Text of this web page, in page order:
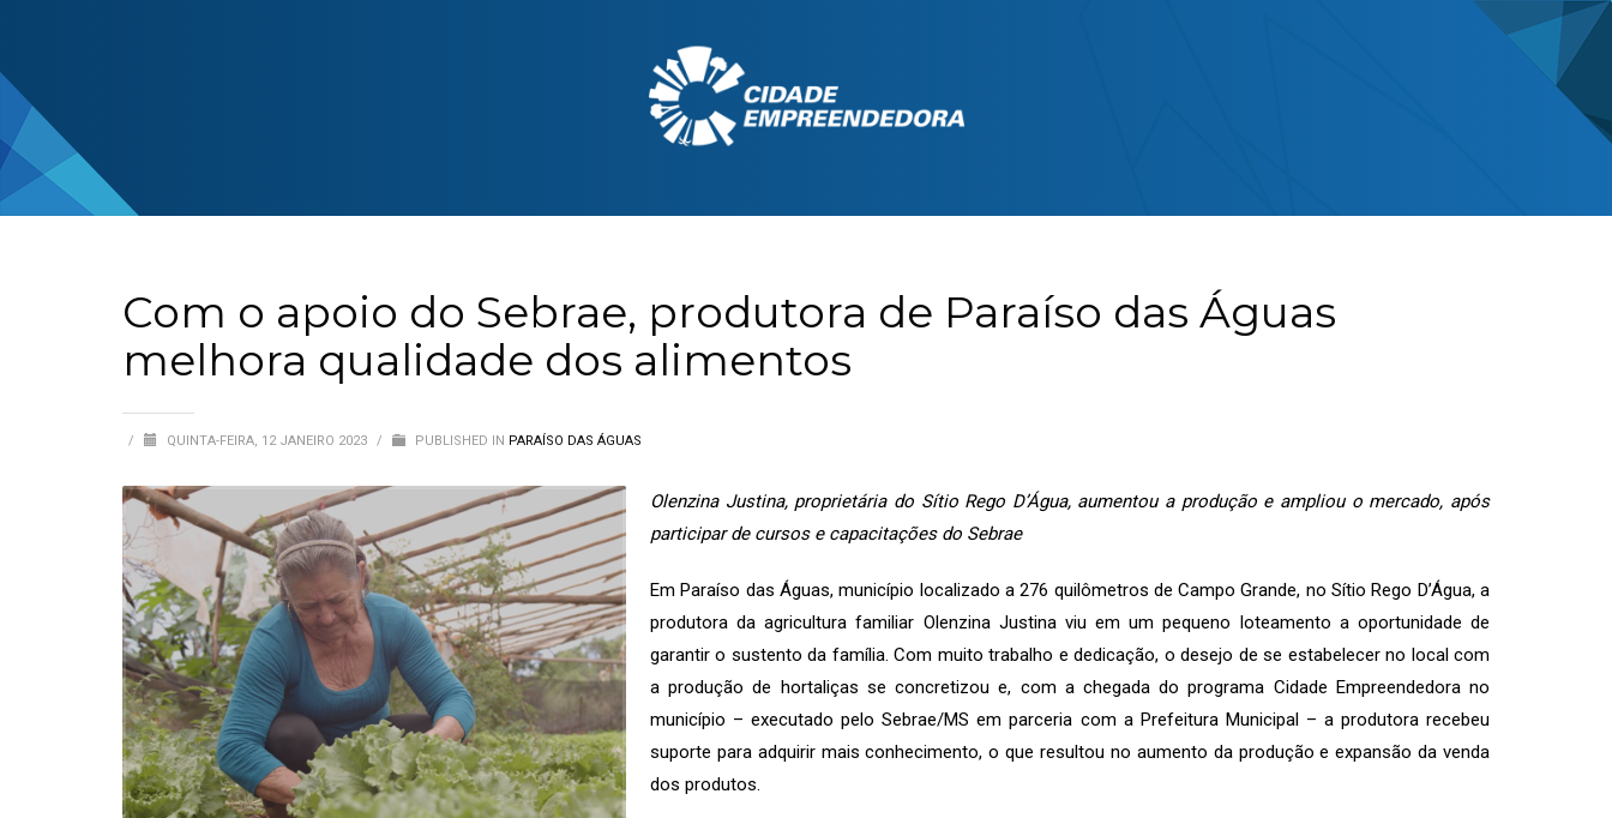
Com o apoio do Sebrae, produtora de Paraíso das Águas
melhora qualidade dos alimentos
/ QUINTA-FEIRA, 12 JANEIRO 2023 / PUBLISHED IN PARAÍSO DAS ÁGUAS
Olenzina Justina, proprietária do Sítio Rego D’Água, aumentou a produção e ampliou o mercado, após
participar de cursos e capacitações do Sebrae
Em Paraíso das Águas, município localizado a 276 quilômetros de Campo Grande, no Sítio Rego D’Água, a
produtora da agricultura familiar Olenzina Justina viu em um pequeno loteamento a oportunidade de
garantir o sustento da família. Com muito trabalho e dedicação, o desejo de se estabelecer no local com
a produção de hortaliças se concretizou e, com a chegada do programa Cidade Empreendedora no
município – executado pelo Sebrae/MS em parceria com a Prefeitura Municipal – a produtora recebeu
suporte para adquirir mais conhecimento, o que resultou no aumento da produção e expansão da venda
dos produtos.